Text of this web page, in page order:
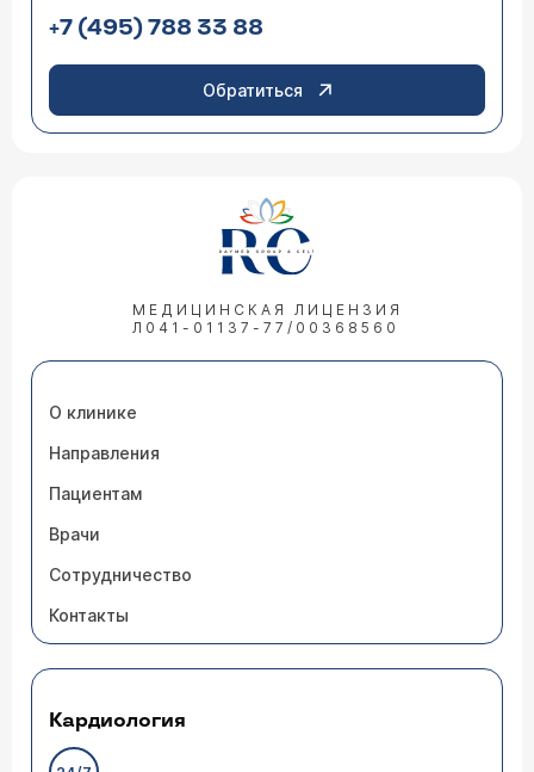
+7 (495) 788 33 88
Обратиться
МЕДИЦИНСКАЯ ЛИЦЕНЗИЯ
Л041-01137-77/00368560
О клинике
Направления
Пациентам
Врачи
Сотрудничество
Контакты
Кардиология